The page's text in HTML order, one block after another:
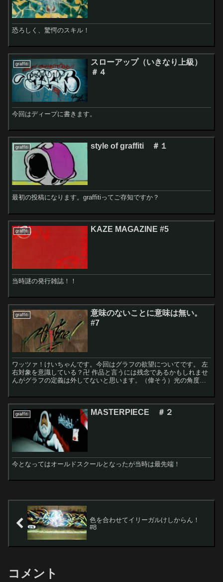
恐ろしく、驚愕のスキル！
graffiti
スローアップ（いきなり上級）
＃４
今回はディープに書きます。
graffiti style of graffiti ＃１
最初の投稿になります。graffitiってご存知ですか？
graffiti KAZE MAGAZINE #5
当時謎の発行雑誌！！
graffiti
意味のないことに意味は無い。
#7
ワッツァ！けいちゃんです。今回はグラフの欲望についてです。 左
右対象を意識している？卍 作品と言うには残念であるかもしれませ
んがグラフの定義は外してないと思います。（偉そう）光の角度は
graffiti MASTERPIECE ＃２
今となってはオールドスクールとなったが当時は最先端！
色を合わせてイリーガルけしからん！
#8
コメント